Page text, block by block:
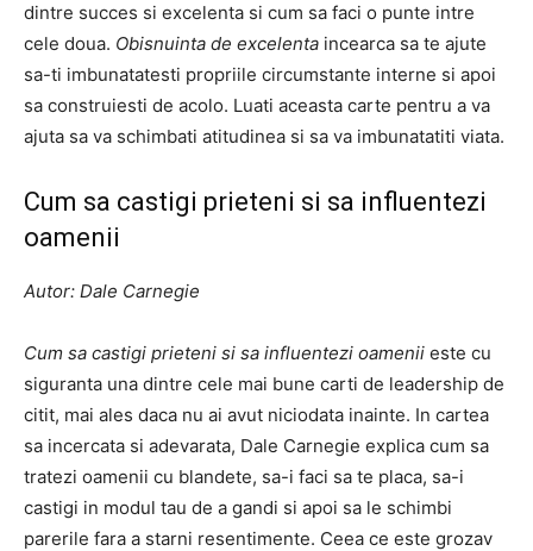
dintre succes si excelenta si cum sa faci o punte intre
cele doua. Obisnuinta de excelenta incearca sa te ajute
sa-ti imbunatatesti propriile circumstante interne si apoi
sa construiesti de acolo. Luati aceasta carte pentru a va
ajuta sa va schimbati atitudinea si sa va imbunatatiti viata.
Cum sa castigi prieteni si sa influentezi
oamenii
Autor: Dale Carnegie
Cum sa castigi prieteni si sa influentezi oamenii este cu
siguranta una dintre cele mai bune carti de leadership de
citit, mai ales daca nu ai avut niciodata inainte. In cartea
sa incercata si adevarata, Dale Carnegie explica cum sa
tratezi oamenii cu blandete, sa-i faci sa te placa, sa-i
castigi in modul tau de a gandi si apoi sa le schimbi
parerile fara a starni resentimente. Ceea ce este grozav